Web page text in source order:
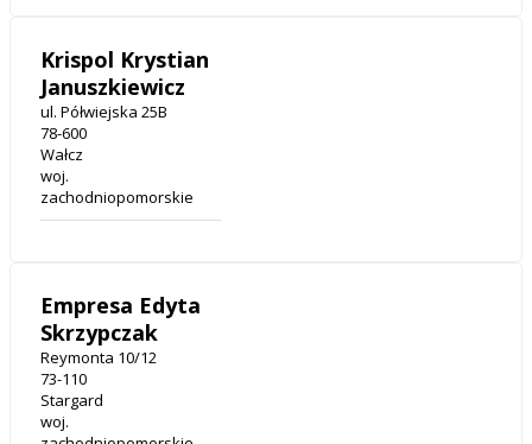
Krispol Krystian
Januszkiewicz
ul. Półwiejska 25B
78-600
Wałcz
woj.
zachodniopomorskie
Empresa Edyta
Skrzypczak
Reymonta 10/12
73-110
Stargard
woj.